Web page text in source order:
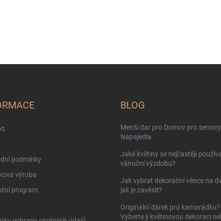
podmínky
výroba
program
BLOG
Menší dar pro Domov pro seniory
Napajedla
Jaké květiny se nejčastěji
vánoční výzdobu?
Jak vybrat dekorační věnce na
jak je zavěsit?
Originální dárek pro kamarádku?
Vyberte ji květinovou dekoraci